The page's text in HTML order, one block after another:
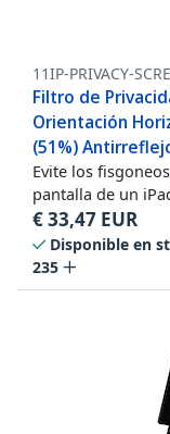
11IP-PRIVACY-
Filtro de
Orientación
(51%)
Evite los
pantalla de un
€33,47 EUR
Disponible en
235